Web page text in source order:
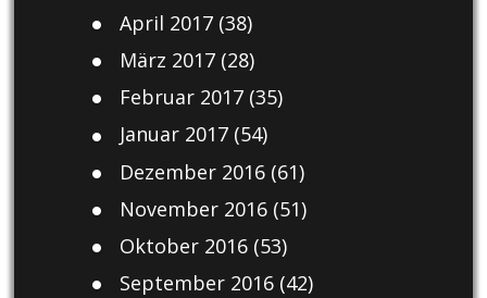
April 2017(38)
März 2017(28)
Februar 2017(35)
Januar 2017(54)
Dezember 2016(61)
November 2016(51)
Oktober 2016(53)
September 2016(42)